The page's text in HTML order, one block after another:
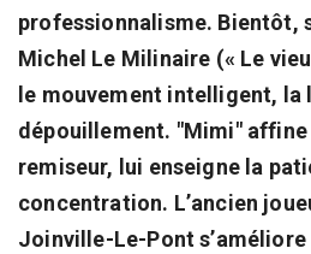
professionnalisme. Bientôt,
Michel Le Milinaire (« Le
le mouvement intelligent,
dépouillement. "Mimi"
remiseur, lui enseigne la
concentration. L’ancien
Joinville-Le-Pont